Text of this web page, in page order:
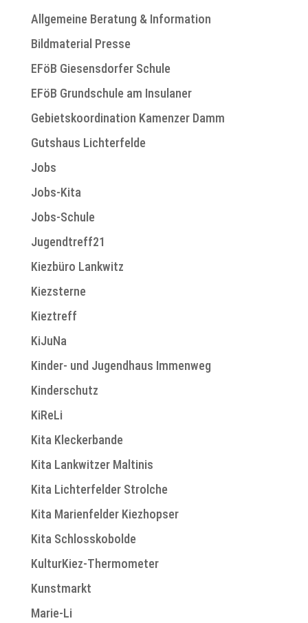
Allgemeine Beratung & Information
Bildmaterial Presse
EFöB Giesensdorfer Schule
EFöB Grundschule am Insulaner
Gebietskoordination Kamenzer Damm
Gutshaus Lichterfelde
Jobs
Jobs-Kita
Jobs-Schule
Jugendtreff21
Kiezbüro Lankwitz
Kiezsterne
Kieztreff
KiJuNa
Kinder- und Jugendhaus Immenweg
Kinderschutz
KiReLi
Kita Kleckerbande
Kita Lankwitzer Maltinis
Kita Lichterfelder Strolche
Kita Marienfelder Kiezhopser
Kita Schlosskobolde
KulturKiez-Thermometer
Kunstmarkt
Marie-Li